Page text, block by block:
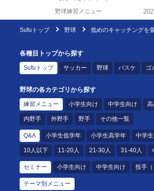
野球練習メニュー
Sufuトップ 野球 低めのキャッチングを
各種目トップから探す
Sufuトップ サッカー 野球 バスケ ゴ
野球の各カテゴリから探す
練習メニュー 小学生向け 中学生向け 高
内野手 外野手 野手 その他一覧
Q&A 小学生低学年 小学生高学年 中学生
10人以下 11-20人 21-30人 31-40人
セミナー 小学生向け 中学生向け 投手（
テーマ別メニュー